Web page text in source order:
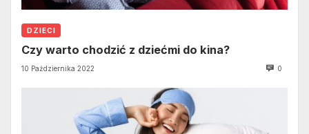
DZIECI
Czy warto chodzić z dziećmi do kina?
10 Października 2022 0